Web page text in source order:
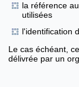
la référence
utilisées
l'identification
Le cas échéant,
délivrée par un